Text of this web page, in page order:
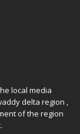
local media
delta region ,
of the region